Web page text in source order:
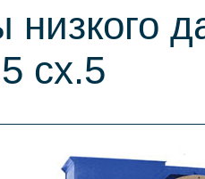
низкого
сх.5